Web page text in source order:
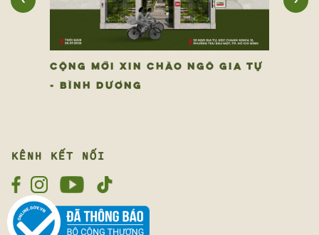
CỘNG MỚI XIN CHÀO NGÔ GIA TỰ
- BÌNH DƯƠNG
KÊNH KẾT NỐI